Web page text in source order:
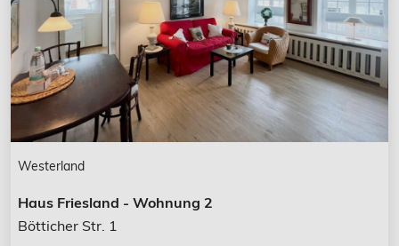
Westerland
Haus Friesland - Wohnung 2
Bötticher Str. 1